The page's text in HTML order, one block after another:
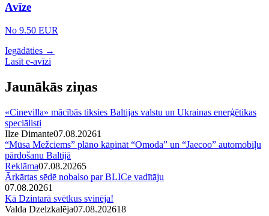
Avīze
No 9.50 EUR
Iegādāties →
Lasīt e-avīzi
Jaunākās ziņas
«Cinevilla» mācībās tiksies Baltijas valstu un Ukrainas enerģētikas
speciālisti
Ilze Dimante07.08.20261
“Mūsa Mežciems” plāno kāpināt “Omoda” un “Jaecoo” automobiļu
pārdošanu Baltijā
Reklāma07.08.20265
Ārkārtas sēdē nobalso par BLICe vadītāju
07.08.20261
Kā Dzintarā svētkus svinēja!
Valda Dzelzkalēja07.08.202618